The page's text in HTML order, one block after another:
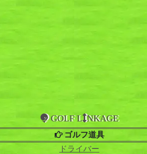
GOLF L NKAGE
ゴルフ道具
ドライバー